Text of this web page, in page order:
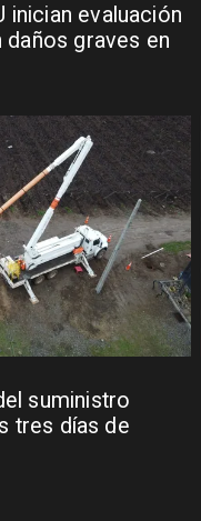
inician evaluación
graves en
suministro
tres días de